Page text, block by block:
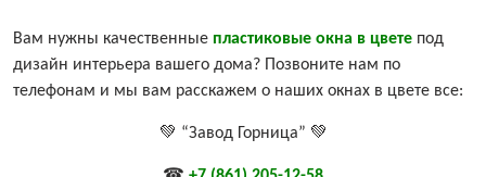
Вам нужны качественные пластиковые окна в цвете под
дизайн интерьера вашего дома? Позвоните нам по
телефонам и мы вам расскажем о наших окнах в цвете все:
💚 “Завод Горница” 💚